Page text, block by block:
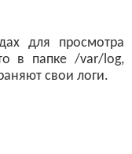
для просмотра
в папке /var/log,
свои логи.